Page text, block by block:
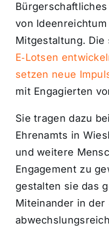
von
Mitgestaltung. Die
E‑Lotsen
setzen neue
mit Engagierten
Sie tragen dazu
Ehrenamts in
und weitere
Engagement zu
gestalten sie das
Miteinander in der